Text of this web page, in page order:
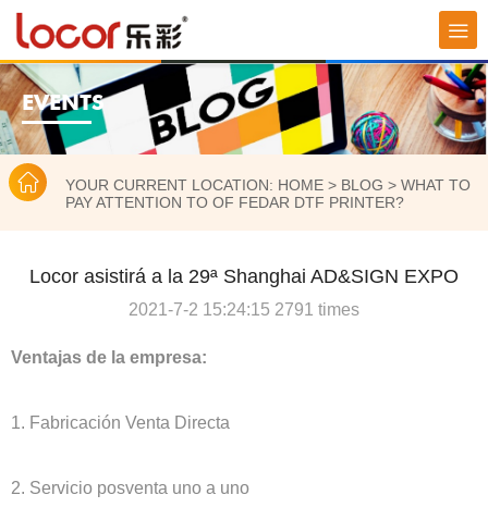
EVENTS
YOUR CURRENT LOCATION: HOME > BLOG > WHAT TO
PAY ATTENTION TO OF FEDAR DTF PRINTER?
Locor asistirá a la 29ª Shanghai AD&SIGN EXPO
2021-7-2 15:24:15 2791 times
Ventajas de la empresa:
1. Fabricación Venta Directa
2. Servicio posventa uno a uno